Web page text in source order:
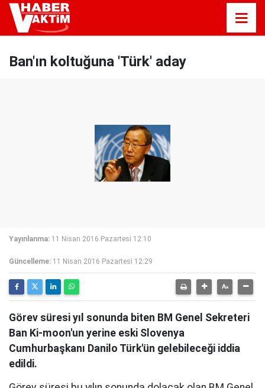
Ban'ın koltuğuna 'Türk' aday
Yayınlanma: 11 Nisan 2016 Pazartesi 12:10
Güncelleme: 11 Nisan 2016 Pazartesi 12:29
Görev süresi yıl sonunda biten BM Genel Sekreteri
Ban Ki-moon'un yerine eski Slovenya
Cumhurbaşkanı Danilo Türk'ün gelebileceği iddia
edildi.